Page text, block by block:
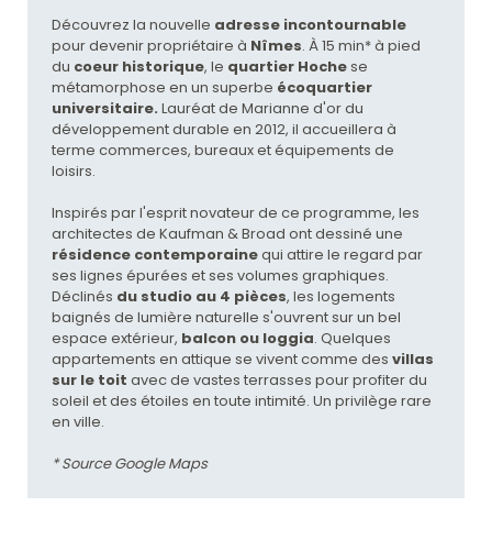
Découvrez la nouvelle adresse incontournable
pour devenir propriétaire à Nîmes. À 15 min* à pied
du coeur historique, le quartier Hochese
métamorphose en un superbe écoquartier
universitaire. Lauréat de Marianne d'or du
développement durable en 2012, il accueillera à
terme commerces, bureaux et équipements de
loisirs.
Inspirés par l'esprit novateur de ce programme, les
architectes de Kaufman & Broad ont dessiné une
résidence contemporainequi attire le regard par
ses lignes épurées et ses volumes graphiques.
Déclinés du studio au 4 pièces, les logements
baignés de lumière naturelle s'ouvrent sur un bel
espace extérieur, balcon ou loggia. Quelques
appartements en attique se vivent comme des villas
sur le toit avec de vastes terrasses pour profiter du
soleil et des étoiles en toute intimité. Un privilège rare
en ville.
* Source Google Maps